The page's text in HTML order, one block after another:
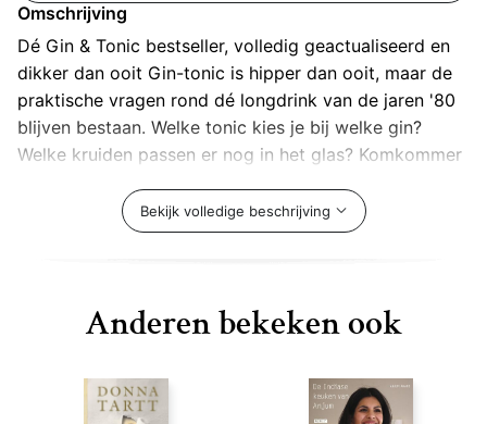
Omschrijving
Dé Gin & Tonic bestseller, volledig geactualiseerd en
dikker dan ooit Gin-tonic is hipper dan ooit, maar de
praktische vragen rond dé longdrink van de jaren '80
blijven bestaan. Welke tonic kies je bij welke gin?
Welke kruiden passen er nog in het glas? Komkommer
van gin? Frédéric Du Bois, ginexpert, en Isabel Boons,
culinair journaliste, bieden hét antwoord op al je
Bekijk volledige beschrijving
Anderen bekeken ook